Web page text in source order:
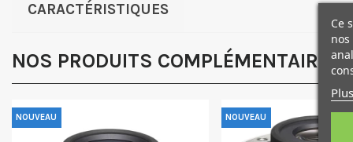
CARACTÉRISTIQUES
NOS PRODUITS COMPLÉMENTAIRES
NOUVEAU NOUVEAU
Ce